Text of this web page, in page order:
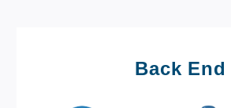
Back End